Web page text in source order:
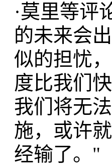
·莫里等评
的未来会
似的担忧
度比我们
我们将无
施，或许
经输了。"